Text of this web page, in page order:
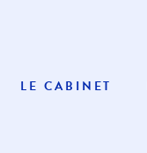
LE CABINET